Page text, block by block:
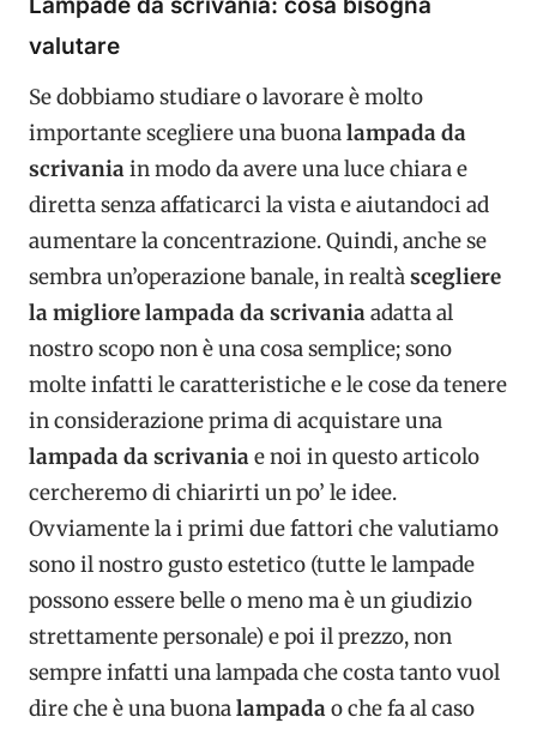
valutare
Se dobbiamo studiare o lavorare è molto
importante scegliere una buonalampada da
scrivaniain modo da avere una luce chiara e
diretta senza affaticarci la vista e aiutandoci ad
aumentare la concentrazione. Quindi, anche se
sembra un’operazione banale, in realtàscegliere
la migliore lampada da scrivaniaadatta al
nostro scopo non è una cosa semplice; sono
molte infatti le caratteristiche e le cose da tenere
in considerazione prima di acquistare una
lampada da scrivaniae noi in questo articolo
cercheremo di chiarirti un po’ le idee.
Ovviamente la i primi due fattori che valutiamo
sono il nostro gusto estetico (tutte le lampade
possono essere belle o meno ma è un giudizio
strettamente personale) e poi il prezzo, non
sempre infatti una lampada che costa tanto vuol
dire che è una buonalampadao che fa al caso